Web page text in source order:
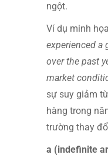
ngột.
Ví dụ minh
experienced a
over the past
market
sự suy giảm
hàng trong
trường thay
a (indefinite